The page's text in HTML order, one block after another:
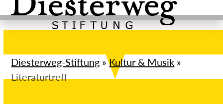
mobile
menu
mobile
menu
Diesterweg-Stiftung »Kultur & Musik »
Literaturtreff